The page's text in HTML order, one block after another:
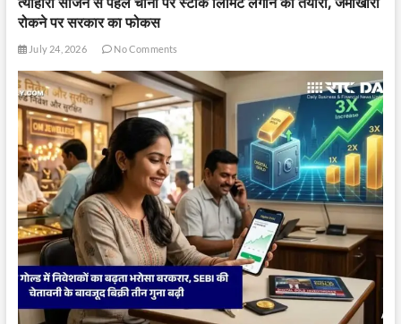
रोकने पर सरकार का फोकस
July 24, 2026 No Comments